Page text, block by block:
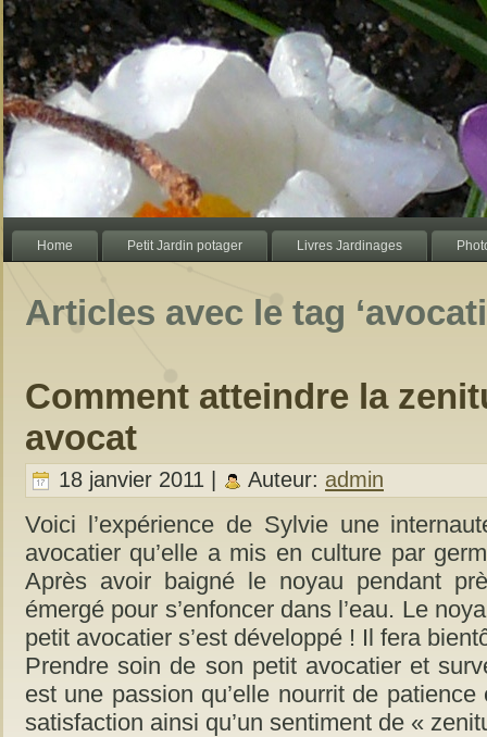
Home Petit Jardin potager Livres Jardinages
Articles avec le tag
Comment atteindre la
avocat
18 janvier 2011 | Auteur: admin
Voici l’expérience de Sylvie une
avocatier qu’elle a mis en culture par
Après avoir baigné le noyau pendant
émergé pour s’enfoncer dans l’eau. Le
petit avocatier s’est développé ! Il fera
Prendre soin de son petit avocatier et
est une passion qu’elle nourrit de
satisfaction ainsi qu’un sentiment de «